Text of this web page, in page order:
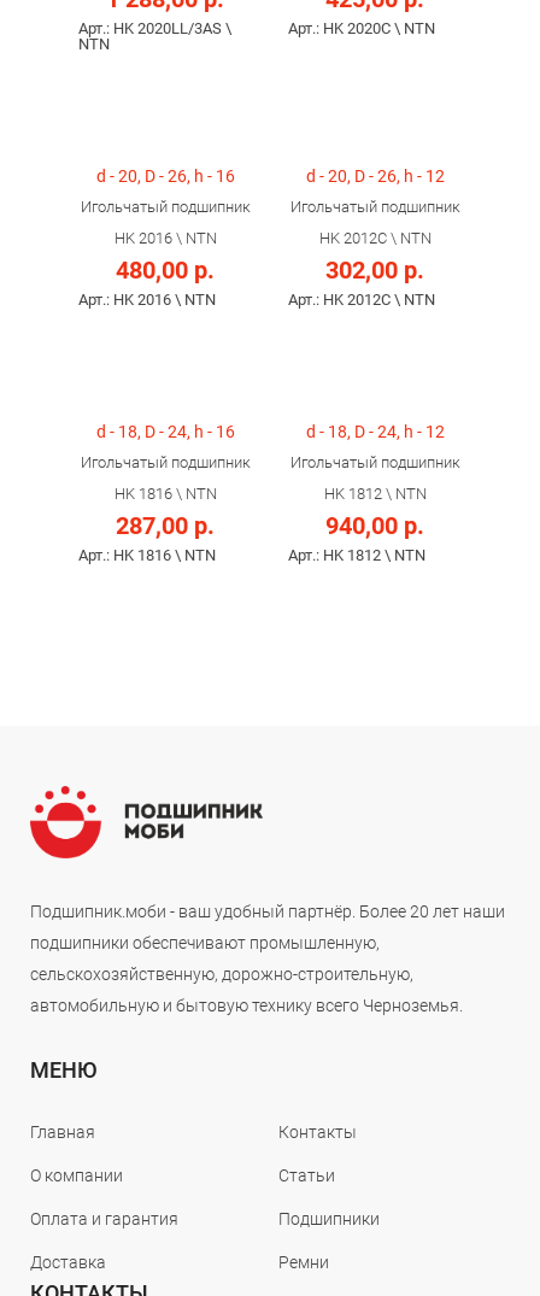
Арт.: HK 2020LL/3AS \
NTN
Арт.: HK 2020C \ NTN
d - 20, D - 26, h - 16
Игольчатый подшипник
HK 2016 \ NTN
480,00 р.
Арт.: HK 2016 \ NTN
d - 20, D - 26, h - 12
Игольчатый подшипник
HK 2012C \ NTN
302,00 р.
Арт.: HK 2012C \ NTN
d - 18, D - 24, h - 16
Игольчатый подшипник
HK 1816 \ NTN
287,00 р.
Арт.: HK 1816 \ NTN
d - 18, D - 24, h - 12
Игольчатый подшипник
HK 1812 \ NTN
940,00 р.
Арт.: HK 1812 \ NTN
Подшипник.моби - ваш удобный партнёр. Более 20 лет наши
подшипники обеспечивают промышленную,
сельскохозяйственную, дорожно-строительную,
автомобильную и бытовую технику всего Черноземья.
МЕНЮ
Главная
О компании
Оплата и гарантия
Доставка
Контакты
Статьи
Подшипники
Ремни